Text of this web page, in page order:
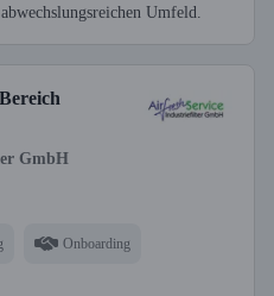
Umfeld.
GmbH
Onboarding